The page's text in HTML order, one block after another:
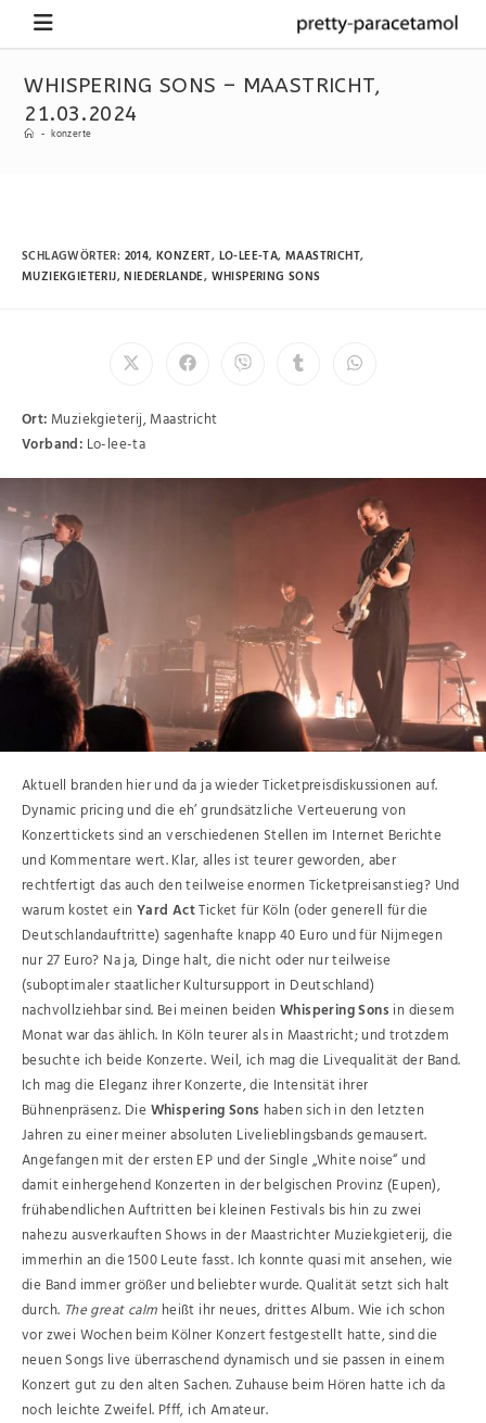
WHISPERING SONS – MAASTRICHT,
21.03.2024
- konzerte
SCHLAGWÖRTER: 2014, KONZERT, LO-LEE-TA, MAASTRICHT,
MUZIEKGIETERIJ,NIEDERLANDE, WHISPERING SONS
Ort: Muziekgieterij, Maastricht
Vorband: Lo-lee-ta
Aktuell branden hier und da ja wieder Ticketpreisdiskussionen auf.
Dynamic pricing und die eh’ grundsätzliche Verteuerung von
Konzerttickets sind an verschiedenen Stellen im Internet Berichte
und Kommentare wert. Klar, alles ist teurer geworden, aber
rechtfertigt das auch den teilweise enormen Ticketpreisanstieg? Und
warum kostet einYard ActTicket für Köln (oder generell für die
Deutschlandauftritte) sagenhafte knapp 40 Euro und für Nijmegen
nur 27 Euro? Na ja, Dinge halt, die nicht oder nur teilweise
(suboptimaler staatlicher Kultursupport in Deutschland)
nachvollziehbar sind. Bei meinen beidenWhispering Sons in diesem
Monat war das ählich. In Köln teurer als in Maastricht; und trotzdem
besuchte ich beide Konzerte. Weil, ich mag die Livequalität der Band.
Ich mag die Eleganz ihrer Konzerte, die Intensität ihrer
Bühnenpräsenz. DieWhispering Sons haben sich in den letzten
Jahren zu einer meiner absoluten Livelieblingsbands gemausert.
Angefangen mit der ersten EP und der Single „White noise“ und
damit einhergehend Konzerten in der belgischen Provinz (Eupen),
frühabendlichen Auftritten bei kleinen Festivals bis hin zu zwei
nahezu ausverkauften Shows in der Maastrichter Muziekgieterij, die
immerhin an die 1500 Leute fasst. Ich konnte quasi mit ansehen, wie
die Band immer größer und beliebter wurde. Qualität setzt sich halt
durch. The great calm heißt ihr neues, drittes Album. Wie ich schon
vor zwei Wochen beim Kölner Konzert festgestellt hatte, sind die
neuen Songs live überraschend dynamisch und sie passen in einem
Konzert gut zu den alten Sachen. Zuhause beim Hören hatte ich da
noch leichte Zweifel. Pfff, ich Amateur.